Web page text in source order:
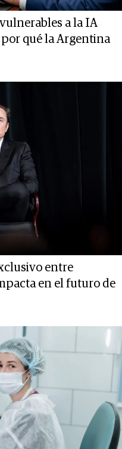
a la IA
qué la Argentina
entre
en el futuro de